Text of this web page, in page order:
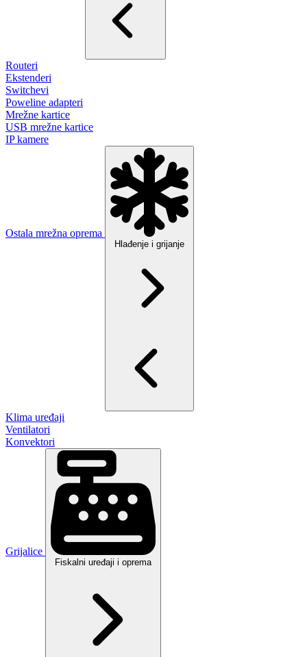
Routeri
Ekstenderi
Switchevi
Poweline adapteri
Mrežne kartice
USB mrežne kartice
IP kamere
Ostala mrežna oprema
Hlađenje i grijanje
Klima uređaji
Ventilatori
Konvektori
Grijalice
Fiskalni uređaji i oprema